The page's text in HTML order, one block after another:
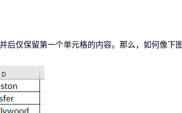
仅保留第一个单元格的内容。那么，如何像下